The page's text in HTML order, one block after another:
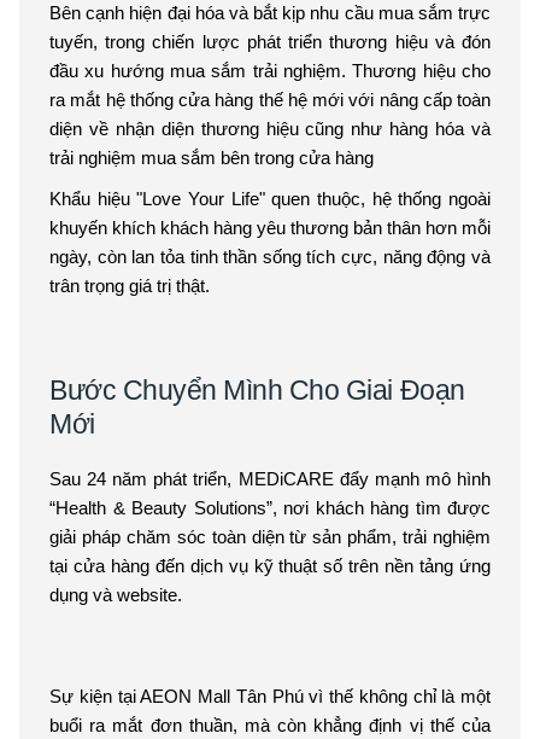
Bên cạnh hiện đại hóa và bắt kịp nhu cầu mua sắm trực
tuyến, trong chiến lược phát triển thương hiệu và đón
đầu xu hướng mua sắm trải nghiệm. Thương hiệu cho
ra mắt hệ thống cửa hàng thế hệ mới với nâng cấp toàn
diện về nhận diện thương hiệu cũng như hàng hóa và
trải nghiệm mua sắm bên trong cửa hàng
Khẩu hiệu "Love Your Life" quen thuộc, hệ thống ngoài
khuyến khích khách hàng yêu thương bản thân hơn mỗi
ngày, còn lan tỏa tinh thần sống tích cực, năng động và
trân trọng giá trị thật.
Bước Chuyển Mình Cho Giai Đoạn
Mới
Sau 24 năm phát triển, MEDiCARE đẩy mạnh mô hình
“Health & Beauty Solutions”, nơi khách hàng tìm được
giải pháp chăm sóc toàn diện từ sản phẩm, trải nghiệm
tại cửa hàng đến dịch vụ kỹ thuật số trên nền tảng ứng
dụng và website.
Sự kiện tại AEON Mall Tân Phú vì thế không chỉ là một
buổi ra mắt đơn thuần, mà còn khẳng định vị thế của